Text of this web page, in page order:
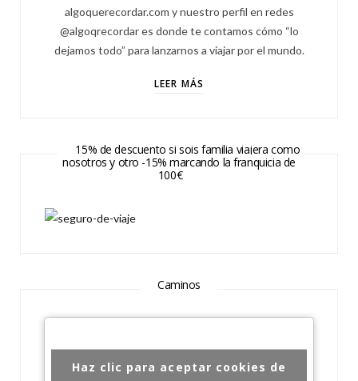
algoquerecordar.com y nuestro perfil en redes
@algoqrecordar es donde te contamos cómo “lo
dejamos todo” para lanzarnos a viajar por el mundo.
LEER MÁS
15% de descuento si sois familia viajera como
nosotros y otro -15% marcando la franquicia de
100€
Caminos
Haz clic para aceptar cookies de